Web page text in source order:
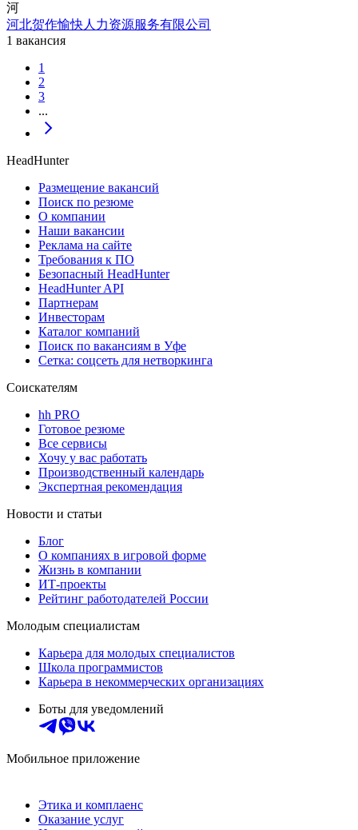
河
河北贺作愉快人力资源服务有限公司
1 вакансия
1
2
3
...
HeadHunter
Размещение вакансий
Поиск по резюме
О компании
Наши вакансии
Реклама на сайте
Требования к ПО
Безопасный HeadHunter
HeadHunter API
Партнерам
Инвесторам
Каталог компаний
Поиск по вакансиям в Уфе
Сетка: соцсеть для нетворкинга
Соискателям
hh PRO
Готовое резюме
Все сервисы
Хочу у вас работать
Производственный календарь
Экспертная рекомендация
Новости и статьи
Блог
О компаниях в игровой форме
Жизнь в компании
ИТ-проекты
Рейтинг работодателей России
Молодым специалистам
Карьера для молодых специалистов
Школа программистов
Карьера в некоммерческих организациях
Боты для уведомлений
Мобильное приложение
Этика и комплаенс
Оказание услуг